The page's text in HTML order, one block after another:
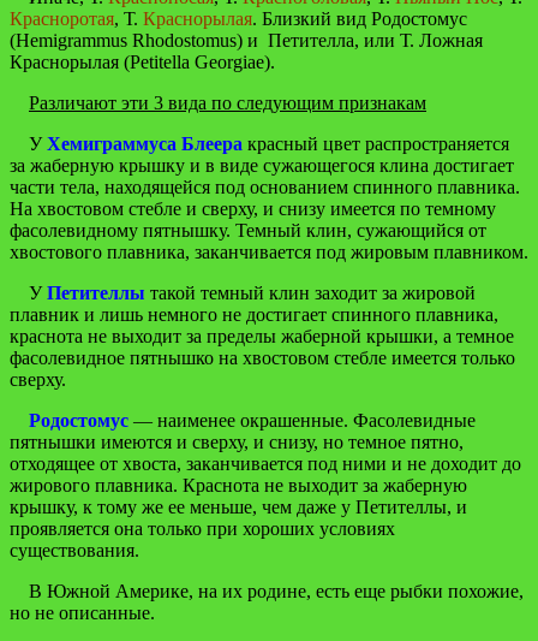
Красноротая, Т. Краснорылая. Близкий вид Родостомус
(Hemigrammus Rhodostomus) и Петителла, или Т. Ложная
Краснорылая (Petitella Georgiae).
Различают эти 3 вида по следующим признакам
УХемиграммуса Блеера красный цвет распространяется
за жаберную крышку и в виде сужающегося клина достигает
части тела, находящейся под основанием спинного плавника.
На хвостовом стебле и сверху, и снизу имеется по темному
фасолевидному пятнышку. Темный клин, сужающийся от
хвостового плавника, заканчивается под жировым плавником.
УПетителлы такой темный клин заходит за жировой
плавник и лишь немного не достигает спинного плавника,
краснота не выходит за пределы жаберной крышки, а темное
фасолевидное пятнышко на хвостовом стебле имеется только
сверху.
Родостомус — наименее окрашенные. Фасолевидные
пятнышки имеются и сверху, и снизу, но темное пятно,
отходящее от хвоста, заканчивается под ними и не доходит до
жирового плавника. Краснота не выходит за жаберную
крышку, к тому же ее меньше, чем даже у Петителлы, и
проявляется она только при хороших условиях
существования.
В Южной Америке, на их родине, есть еще рыбки похожие,
но не описанные.